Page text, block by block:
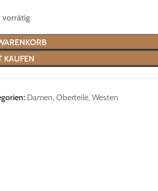
vorrätig
KAUFEN
Damen,Oberteile,Westen